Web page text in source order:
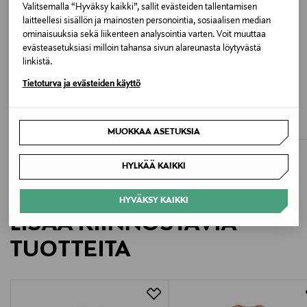
Valitsemalla “Hyväksy kaikki”, sallit evästeiden tallentamisen
laitteellesi sisällön ja mainosten personointia, sosiaalisen median
ominaisuuksia sekä liikenteen analysointia varten. Voit muuttaa
evästeasetuksiasi milloin tahansa sivun alareunasta löytyvästä
linkistä.
Tietoturva ja evästeiden käyttö
MUOKKAA ASETUKSIA
HYLKÄÄ KAIKKI
HYVÄKSY KAIKKI
XIX DEEP CRIMSON FRUIT
Koko
164
Valmistajan tuotenumero
IG0IG02906
Calvin Klein Europe B.V.
Danzigerkade 165, 1013 AP Amsterdam, Netherlands
ALE –60%
Original Price
49,90 €
LISÄÄ KIINNOSTAVIA
TUOTTEITA